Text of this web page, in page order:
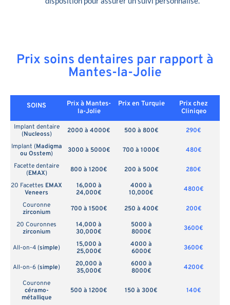
Prix soins dentaires par rapport à
Mantes-la-Jolie
SOINS
Prix à Mantes-
la-Jolie
Prix en Turquie
Prix chez
Cliniqeo
Implant dentaire
(Nucleoss) 2000 à 4000€ 500 à 800€
290€
Implant (Madigma
ou Osstem) 3000 à 5000€ 700 à 1000€
480€
Facette dentaire
(EMAX) 800 à 1200€ 200 à 500€
280€
20 Facettes EMAX
Veneers
16,000 à
24,000€
4000 à
10,000€
4800€
Couronne
zirconium
700 à 1500€ 250 à 400€
200€
20 Couronnes
zirconium
14,000 à
30,000€
5000 à
8000€
3600€
All-on-4 (simple)
15,000 à
25,000€
4000 à
6000€
3600€
All-on-6 (simple)
20,000 à
35,000€
6000 à
8000€
4200€
Couronne
céramo-
métallique
500 à 1200€ 150 à 300€ 140€